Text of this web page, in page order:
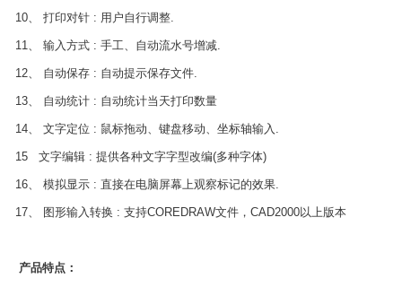
10、 打印对针 : 用户自行调整.
11、 输入方式 : 手工、自动流水号增减.
12、 自动保存 : 自动提示保存文件.
13、 自动统计 : 自动统计当天打印数量
14、 文字定位 : 鼠标拖动、键盘移动、坐标轴输入.
15 文字编辑 : 提供各种文字字型改编(多种字体)
16、 模拟显示 : 直接在电脑屏幕上观察标记的效果.
17、 图形输入转换 : 支持COREDRAW文件，CAD2000以上版本
产品特点：